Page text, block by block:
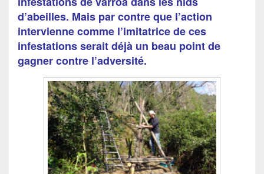
d’abeilles. Mais par contre que l’action
intervienne comme l’imitatrice de ces
infestations serait déjà un beau point de
gagner contre l’adversité.